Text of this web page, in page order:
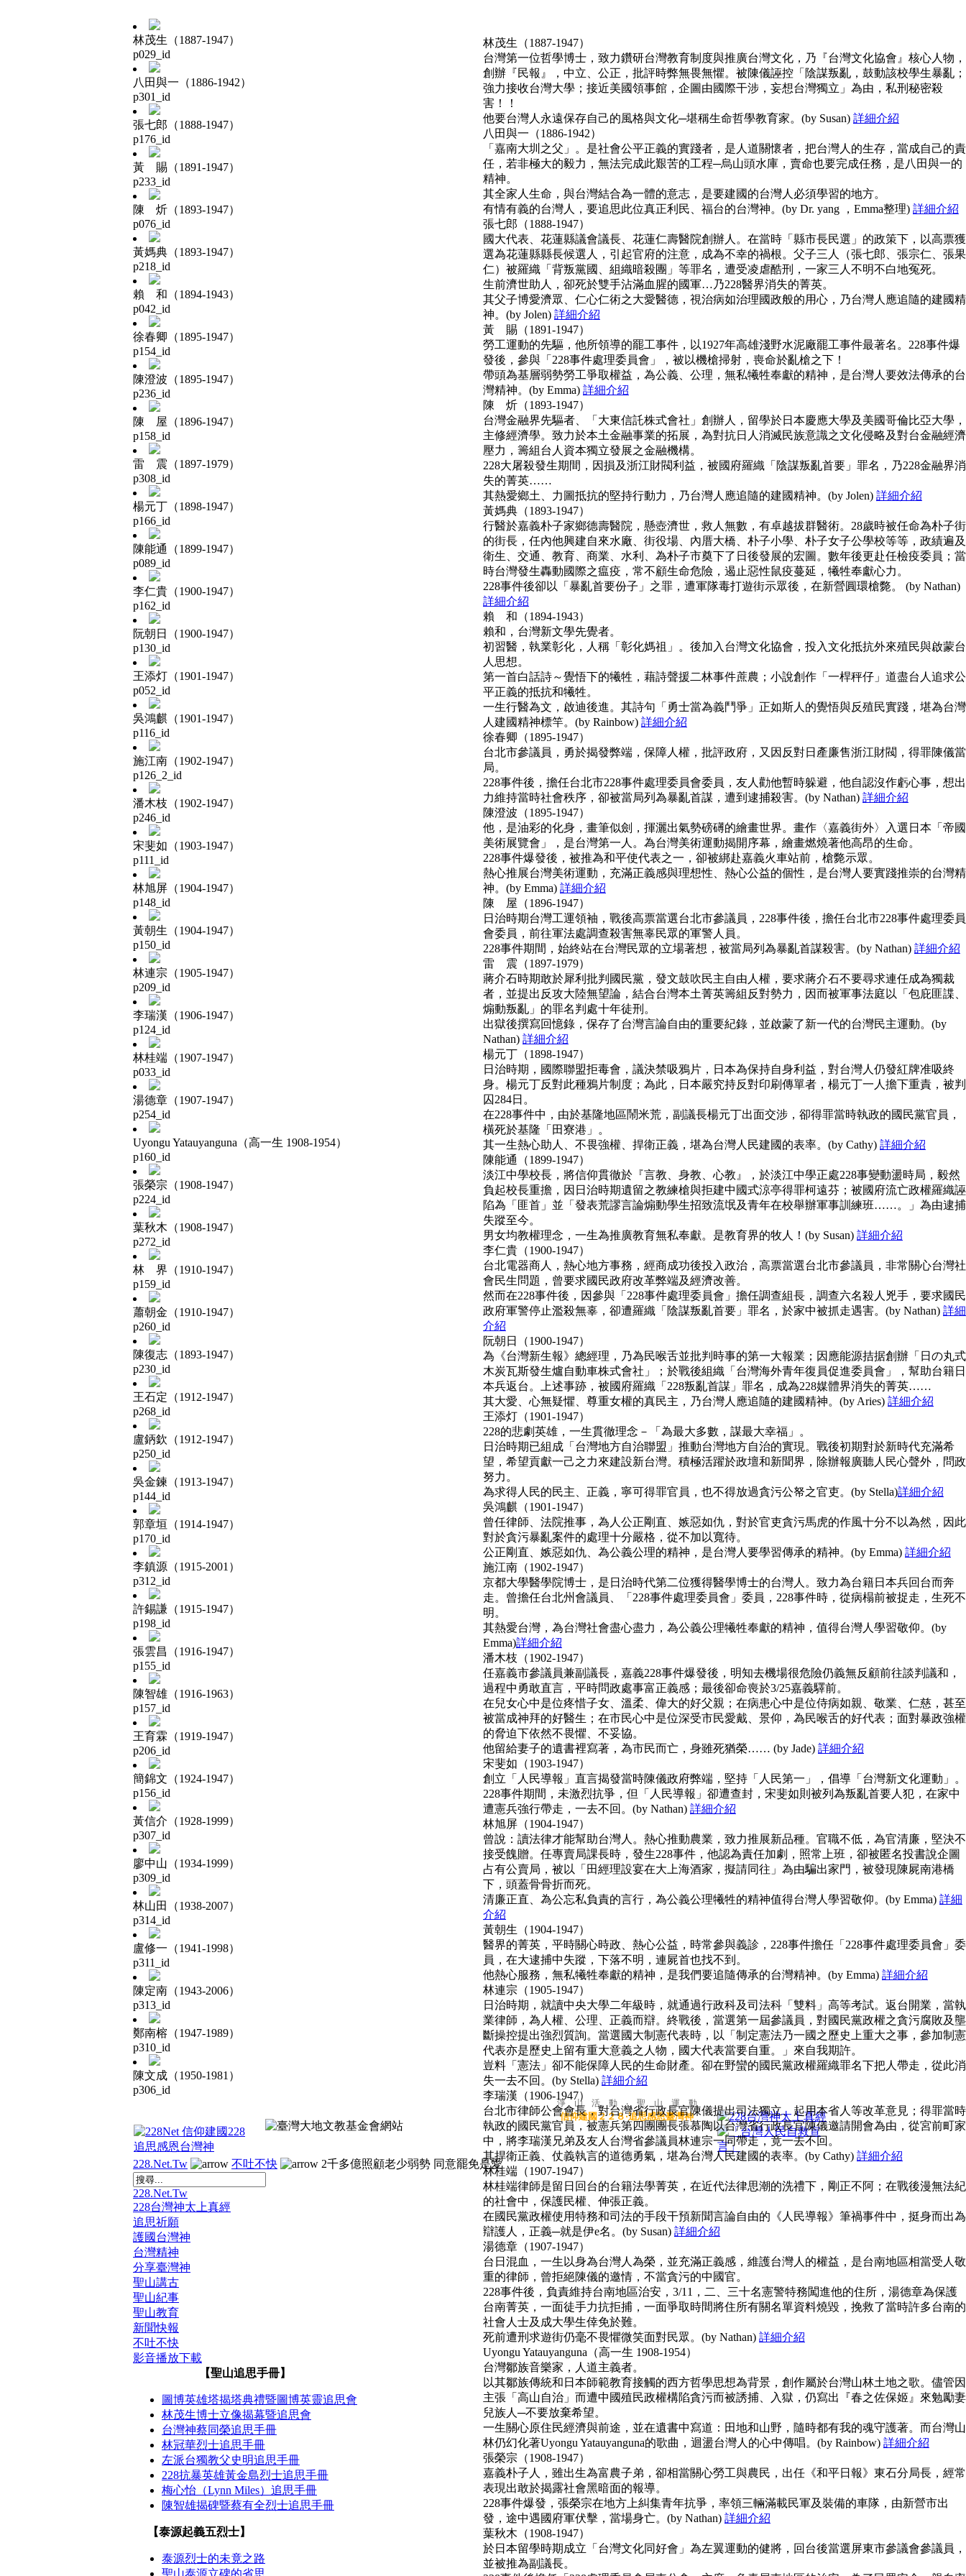
林茂生（1887-1947）
台灣第一位哲學博士，致力鑽研台灣教育制度與推廣台灣文化，乃『台灣文化協會』核心人物，
創辦『民報』，中立、公正，批評時弊無畏無懼。被陳儀誣控「陰謀叛亂，鼓動該校學生暴亂；
強力接收台灣大學；接近美國領事館，企圖由國際干涉，妄想台灣獨立」為由，私刑秘密殺
害！！
他要台灣人永遠保存自己的風格與文化─堪稱生命哲學教育家。(by Susan) 詳細介紹
八田與一（1886-1942）
「嘉南大圳之父」。是社會公平正義的實踐者，是人道關懷者，把台灣人的生存，當成自己的責
任，若非極大的毅力，無法完成此艱苦的工程─烏山頭水庫，賣命也要完成任務，是八田與一的
精神。
其全家人生命，與台灣結合為一體的意志，是要建國的台灣人必須學習的地方。
有情有義的台灣人，要追思此位真正利民、福台的台灣神。(by Dr. yang ，Emma整理) 詳細介紹
張七郎（1888-1947）
國大代表、花蓮縣議會議長、花蓮仁壽醫院創辦人。在當時「縣市長民選」的政策下，以高票獲
選為花蓮縣縣長候選人，引起官府的注意，成為不幸的禍根。父子三人（張七郎、張宗仁、張果
仁）被羅織「背叛黨國、組織暗殺團」等罪名，遭受凌虐酷刑，一家三人不明不白地冤死。
生前濟世助人，卻死於雙手沾滿血腥的國軍…乃228醫界消失的菁英。
其父子博愛濟眾、仁心仁術之大愛醫德，視治病如治理國政般的用心，乃台灣人應追隨的建國精
神。(by Jolen) 詳細介紹
黃 賜（1891-1947）
勞工運動的先驅，他所領導的罷工事件，以1927年高雄淺野水泥廠罷工事件最著名。228事件爆
發後，參與「228事件處理委員會」，被以機槍掃射，喪命於亂槍之下！
帶頭為基層弱勢勞工爭取權益，為公義、公理，無私犧牲奉獻的精神，是台灣人要效法傳承的台
灣精神。(by Emma) 詳細介紹
陳 炘（1893-1947）
台灣金融界先驅者、「大東信託株式會社」創辦人，留學於日本慶應大學及美國哥倫比亞大學，
主修經濟學。致力於本土金融事業的拓展，為對抗日人消滅民族意識之文化侵略及對台金融經濟
壓力，籌組台人資本獨立發展之金融機構。
228大屠殺發生期間，因損及浙江財閥利益，被國府羅織「陰謀叛亂首要」罪名，乃228金融界消
失的菁英……
其熱愛鄉土、力圖抵抗的堅持行動力，乃台灣人應追隨的建國精神。(by Jolen) 詳細介紹
黃媽典（1893-1947）
行醫於嘉義朴子家鄉德壽醫院，懸壺濟世，救人無數，有卓越拔群醫術。28歲時被任命為朴子街
的街長，任內他興建自來水廠、街役場、內厝大橋、朴子小學、朴子女子公學校等等，政績遍及
衛生、交通、教育、商業、水利、為朴子市奠下了日後發展的宏圖。數年後更赴任檢疫委員；當
時台灣發生轟動國際之瘟疫，常不顧生命危險，遏止惡性鼠疫蔓延，犧牲奉獻心力。
228事件後卻以「暴亂首要份子」之罪，遭軍隊毒打遊街示眾後，在新營圓環槍斃。 (by Nathan)
詳細介紹
賴 和（1894-1943）
賴和，台灣新文學先覺者。
初習醫，執業彰化，人稱「彰化媽祖」。後加入台灣文化協會，投入文化抵抗外來殖民與啟蒙台
人思想。
第一首白話詩～覺悟下的犧牲，藉詩聲援二林事件蔗農；小說創作「一桿秤仔」道盡台人追求公
平正義的抵抗和犧牲。
一生行醫為文，啟迪後進。其詩句「勇士當為義鬥爭」正如斯人的覺悟與反殖民實踐，堪為台灣
人建國精神標竿。(by Rainbow) 詳細介紹
徐春卿（1895-1947）
台北市參議員，勇於揭發弊端，保障人權，批評政府，又因反對日產廉售浙江財閥，得罪陳儀當
局。
228事件後，擔任台北市228事件處理委員會委員，友人勸他暫時躲避，他自認沒作虧心事，想出
力維持當時社會秩序，卻被當局列為暴亂首謀，遭到逮捕殺害。(by Nathan) 詳細介紹
陳澄波（1895-1947）
他，是油彩的化身，畫筆似劍，揮灑出氣勢磅礡的繪畫世界。畫作〈嘉義街外〉入選日本「帝國
美術展覽會」，是台灣第一人。為台灣美術運動揭開序幕，繪畫燃燒著他高昂的生命。
228事件爆發後，被推為和平使代表之一，卻被綁赴嘉義火車站前，槍斃示眾。
熱心推展台灣美術運動，充滿正義感與理想性、熱心公益的個性，是台灣人要實踐推崇的台灣精
神。(by Emma) 詳細介紹
陳 屋（1896-1947）
日治時期台灣工運領袖，戰後高票當選台北市參議員，228事件後，擔任台北市228事件處理委員
會委員，前往軍法處調查殺害無辜民眾的軍警人員。
228事件期間，始終站在台灣民眾的立場著想，被當局列為暴亂首謀殺害。(by Nathan) 詳細介紹
雷 震（1897-1979）
蔣介石時期敢於犀利批判國民黨，發文鼓吹民主自由人權，要求蔣介石不要尋求連任成為獨裁
者，並提出反攻大陸無望論，結合台灣本土菁英籌組反對勢力，因而被軍事法庭以「包庇匪諜、
煽動叛亂」的罪名判處十年徒刑。
出獄後撰寫回憶錄，保存了台灣言論自由的重要紀錄，並啟蒙了新一代的台灣民主運動。(by
Nathan) 詳細介紹
楊元丁（1898-1947）
日治時期，國際聯盟拒毒會，議決禁吸鴉片，日本為保持自身利益，對台灣人仍發紅牌准吸終
身。楊元丁反對此種鴉片制度；為此，日本嚴究持反對印刷傳單者，楊元丁一人擔下重責，被判
囚284日。
在228事件中，由於基隆地區鬧米荒，副議長楊元丁出面交涉，卻得罪當時執政的國民黨官員，
橫死於基隆「田寮港」。
其一生熱心助人、不畏強權、捍衛正義，堪為台灣人民建國的表率。(by Cathy) 詳細介紹
陳能通（1899-1947）
淡江中學校長，將信仰貫徹於『言教、身教、心教』，於淡江中學正處228事變動盪時局，毅然
負起校長重擔，因日治時期遺留之教練槍與拒建中國式涼亭得罪柯遠芬；被國府流亡政權羅織誣
陷為「匪首」並「發表荒謬言論煽動學生招致流氓及青年在校舉辦軍事訓練班……。」為由逮捕
失蹤至今。
男女均教權理念，一生為推廣教育無私奉獻。是教育界的牧人！(by Susan) 詳細介紹
李仁貴（1900-1947）
台北電器商人，熱心地方事務，經商成功後投入政治，高票當選台北市參議員，非常關心台灣社
會民生問題，曾要求國民政府改革弊端及經濟改善。
然而在228事件後，因參與「228事件處理委員會」擔任調查組長，調查六名殺人兇手，要求國民
政府軍警停止濫殺無辜，卻遭羅織「陰謀叛亂首要」罪名，於家中被抓走遇害。(by Nathan) 詳細
介紹
阮朝日（1900-1947）
為《台灣新生報》總經理，乃為民喉舌並批判時事的第一大報業；因應能源拮据創辦「日の丸式
木炭瓦斯發生爐自動車株式會社」；於戰後組織「台灣海外青年復員促進委員會」，幫助台籍日
本兵返台。上述事跡，被國府羅織「228叛亂首謀」罪名，成為228媒體界消失的菁英……
其大愛、心無疑懼、尊重女權的真民主，乃台灣人應追隨的建國精神。(by Aries) 詳細介紹
王添灯（1901-1947）
228的悲劇英雄，一生貫徹理念－「為最大多數，謀最大幸福」。
日治時期已組成「台灣地方自治聯盟」推動台灣地方自治的實現。戰後初期對於新時代充滿希
望，希望貢獻一己之力來建設新台灣。積極活躍於政壇和新聞界，除辦報廣聽人民心聲外，問政
努力。
為求得人民的民主、正義，寧可得罪官員，也不得放過貪污公帑之官吏。(by Stella)詳細介紹
吳鴻麒（1901-1947）
曾任律師、法院推事，為人公正剛直、嫉惡如仇，對於官吏貪污馬虎的作風十分不以為然，因此
對於貪污暴亂案件的處理十分嚴格，從不加以寬待。
公正剛直、嫉惡如仇、為公義公理的精神，是台灣人要學習傳承的精神。(by Emma) 詳細介紹
施江南（1902-1947）
京都大學醫學院博士，是日治時代第二位獲得醫學博士的台灣人。致力為台籍日本兵回台而奔
走。曾擔任台北州會議員、「228事件處理委員會」委員，228事件時，從病榻前被捉走，生死不
明。
其熱愛台灣，為台灣社會盡心盡力，為公義公理犧牲奉獻的精神，值得台灣人學習敬仰。(by
Emma)詳細介紹
潘木枝（1902-1947）
任嘉義市參議員兼副議長，嘉義228事件爆發後，明知去機場很危險仍義無反顧前往談判議和，
過程中勇敢直言，平時問政處事富正義感；最後卻命喪於3/25嘉義驛前。
在兒女心中是位疼惜子女、溫柔、偉大的好父親；在病患心中是位侍病如親、敬業、仁慈，甚至
被當成神拜的好醫生；在市民心中是位深受市民愛戴、景仰，為民喉舌的好代表；面對暴政強權
的脅迫下依然不畏懼、不妥協。
他留給妻子的遺書裡寫著，為市民而亡，身雖死猶榮…… (by Jade) 詳細介紹
宋斐如（1903-1947）
創立「人民導報」直言揭發當時陳儀政府弊端，堅持「人民第一」，倡導「台灣新文化運動」。
228事件期間，未激烈抗爭，但「人民導報」卻遭查封，宋斐如則被列為叛亂首要人犯，在家中
遭憲兵強行帶走，一去不回。(by Nathan) 詳細介紹
林旭屏（1904-1947）
曾說：讀法律才能幫助台灣人。熱心推動農業，致力推展新品種。官職不低，為官清廉，堅決不
接受餽贈。任專賣局課長時，發生228事件，他認為責任加劇，照常上班，卻被匿名投書說企圖
占有公賣局，被以「田經理設宴在大上海酒家，擬請同往」為由騙出家門，被發現陳屍南港橋
下，頭蓋骨骨折而死。
清廉正直、為公忘私負責的言行，為公義公理犧牲的精神值得台灣人學習敬仰。(by Emma) 詳細
介紹
黃朝生（1904-1947）
醫界的菁英，平時關心時政、熱心公益，時常參與義診，228事件擔任「228事件處理委員會」委
員，在大逮捕中失蹤，下落不明，連屍首也找不到。
他熱心服務，無私犧牲奉獻的精神，是我們要追隨傳承的台灣精神。(by Emma) 詳細介紹
林連宗（1905-1947）
日治時期，就讀中央大學二年級時，就通過行政科及司法科「雙料」高等考試。返台開業，當執
業律師，為人權、公理、正義而辯。終戰後，當選第一屆參議員，對國民黨政權之貪污腐敗及壟
斷操控提出強烈質詢。當選國大制憲代表時，以「制定憲法乃一國之歷史上重大之事，參加制憲
代表亦是歷史上留有重大意義之人物，國大代表當要自重。」來自我期許。
豈料「憲法」卻不能保障人民的生命財產。卻在野蠻的國民黨政權羅織罪名下把人帶走，從此消
失一去不回。(by Stella) 詳細介紹
李瑞漢（1906-1947）
台北市律師公會會長，對台灣省行政長官陳儀提出司法獨立、起用本省人等改革意見；得罪當時
執政的國民黨官員，被憲兵第四團團長張慕陶以台灣省行政長官陳儀邀請開會為由，從宮前町家
中，將李瑞漢兄弟及友人台灣省參議員林連宗一同帶走，竟一去不回。
其捍衛正義、仗義執言的道德勇氣，堪為台灣人民建國的表率。(by Cathy) 詳細介紹
林桂端（1907-1947）
林桂端律師是留日回台的台籍法學菁英，在近代法律思潮的洗禮下，剛正不阿；在戰後漫無法紀
的社會中，保護民權、伸張正義。
在國民黨政權使用特務和司法的手段干預新聞言論自由的《人民導報》筆禍事件中，挺身而出為
辯護人，正義─就是伊e名。(by Susan) 詳細介紹
湯德章（1907-1947）
台日混血，一生以身為台灣人為榮，並充滿正義感，維護台灣人的權益，是台南地區相當受人敬
重的律師，曾拒絕陳儀的邀情，不當貪污的中國官。
228事件後，負責維持台南地區治安，3/11，二、三十名憲警特務闖進他的住所，湯德章為保護
台南菁英，一面徒手力抗拒捕，一面爭取時間將住所有關名單資料燒毀，挽救了當時許多台南的
社會人士及成大學生倖免於難。
死前遭刑求遊街仍毫不畏懼微笑面對民眾。(by Nathan) 詳細介紹
Uyongu Yatauyanguna（高一生 1908-1954）
台灣鄒族音樂家，人道主義者。
以其鄒族傳統和日本師範教育接觸的西方哲學思想為背景，創作屬於台灣山林土地之歌。儘管因
主張「高山自治」而遭中國殖民政權構陷貪污而被誘捕、入獄，仍寫出『春之佐保姬』來勉勵妻
兒族人─不要放棄希望。
一生關心原住民經濟與前途，並在遺書中寫道：田地和山野，隨時都有我的魂守護著。而台灣山
林仍幻化著Uyongu Yatauyanguna的歌曲，迴盪台灣人的心中傳唱。(by Rainbow) 詳細介紹
張榮宗（1908-1947）
嘉義朴子人，雖出生為富農子弟，卻相當關心勞工與農民，出任《和平日報》東石分局長，經常
表現出敢於揭露社會黑暗面的報導。
228事件爆發，張榮宗在地方上糾集青年抗爭，率領三輛滿載民軍及裝備的車隊，由新營市出
發，途中遇國府軍伏擊，當場身亡。(by Nathan) 詳細介紹
葉秋木（1908-1947）
於日本留學時期成立「台灣文化同好會」為左翼運動的健將，回台後當選屏東市參議會參議員，
並被推為副議長。
林茂生（1887-1947）
p029_id
八田與一（1886-1942）
p301_id
張七郎（1888-1947）
p176_id
黃 賜（1891-1947）
p233_id
陳 炘（1893-1947）
p076_id
黃媽典（1893-1947）
p218_id
賴 和（1894-1943）
p042_id
徐春卿（1895-1947）
p154_id
陳澄波（1895-1947）
p236_id
陳 屋（1896-1947）
p158_id
雷 震（1897-1979）
p308_id
楊元丁（1898-1947）
p166_id
陳能通（1899-1947）
p089_id
李仁貴（1900-1947）
p162_id
阮朝日（1900-1947）
p130_id
王添灯（1901-1947）
p052_id
吳鴻麒（1901-1947）
p116_id
施江南（1902-1947）
p126_2_id
潘木枝（1902-1947）
p246_id
宋斐如（1903-1947）
p111_id
林旭屏（1904-1947）
p148_id
黃朝生（1904-1947）
p150_id
林連宗（1905-1947）
p209_id
李瑞漢（1906-1947）
p124_id
林桂端（1907-1947）
p033_id
湯德章（1907-1947）
p254_id
Uyongu Yatauyanguna（高一生 1908-1954）
p160_id
張榮宗（1908-1947）
p224_id
葉秋木（1908-1947）
p272_id
林 界（1910-1947）
p159_id
蕭朝金（1910-1947）
p260_id
陳復志（1893-1947）
p230_id
王石定（1912-1947）
p268_id
盧鈵欽（1912-1947）
p250_id
吳金鍊（1913-1947）
p144_id
郭章垣（1914-1947）
p170_id
李鎮源（1915-2001）
p312_id
許錫謙（1915-1947）
p198_id
張雲昌（1916-1947）
p155_id
陳智雄（1916-1963）
p157_id
王育霖（1919-1947）
p206_id
簡錦文（1924-1947）
p156_id
黃信介（1928-1999）
p307_id
廖中山（1934-1999）
p309_id
林山田（1938-2007）
p314_id
盧修一（1941-1998）
p311_id
陳定南（1943-2006）
p313_id
鄭南榕（1947-1989）
p310_id
陳文成（1950-1981）
p306_id
淨 山 活 動 ‧ 聖 山 運 動
信仰建國２２８‧追思感恩臺灣神
228.Net.Tw 不吐不快 2千多億照顧老少弱勢 同意罷免是愛
228.Net.Tw
228台灣神太上真經
追思祈願
護國台灣神
台灣精神
分享臺灣神
聖山講古
聖山紀事
聖山教育
新聞快報
不吐不快
影音播放下載
【聖山追思手冊】
圖博英雄塔揭塔典禮暨圖博英靈追思會
林茂生博士立像揭幕暨追思會
台灣神蔡同榮追思手冊
林冠華烈士追思手冊
左派台獨教父史明追思手冊
228抗暴英雄黃金島烈士追思手冊
梅心怡（Lynn Miles）追思手冊
陳智雄揭碑暨蔡有全烈士追思手冊
【泰源起義五烈士】
泰源烈士的未竟之路
聖山泰源立碑的省思